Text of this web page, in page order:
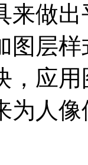
来做
图层
，应
为人